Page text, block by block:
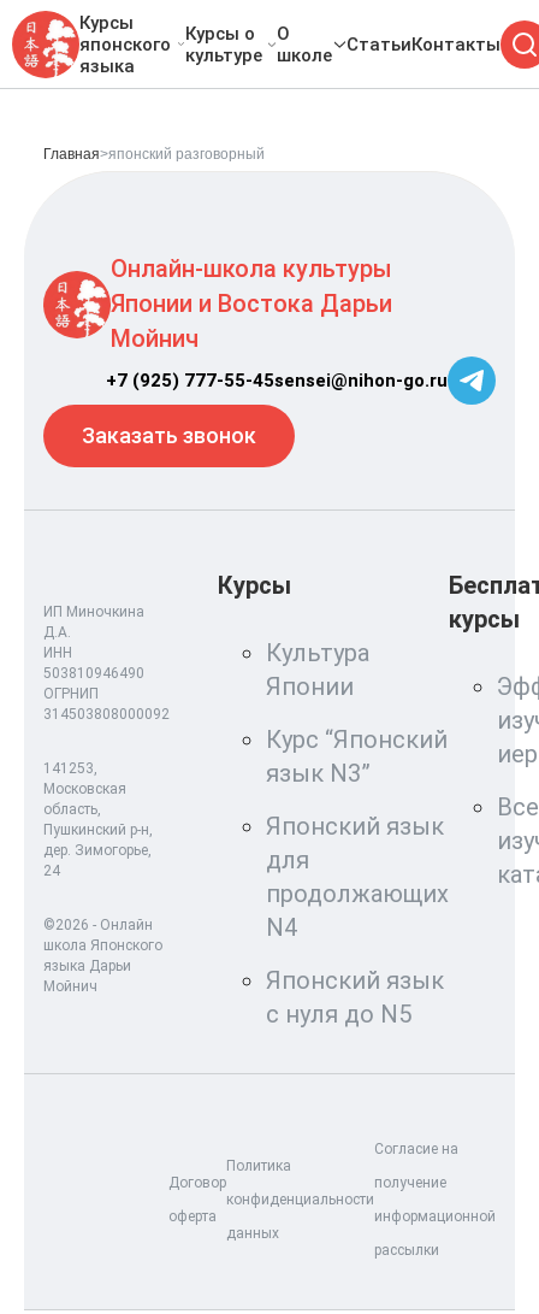
Курсы
японского
языка
Курсы о
культуре
О
школе
СтатьиКонтакты
Главная>японский разговорный
Онлайн-школа культуры
Японии и Востока Дарьи
Мойнич
+7 (925) 777-55-45sensei@nihon-go.ru
Заказать звонок
ИП Миночкина
Д.А.
ИНН
503810946490
ОГРНИП
314503808000092
141253,
Московская
область,
Пушкинский р-н,
дер. Зимогорье,
24
©2026 - Онлайн
школа Японского
языка Дарьи
Мойнич
Курсы
Культура
Японии
Курс “Японский
язык N3”
Японский язык
для
продолжающих
N4
Японский язык
с нуля до N5
курсы
Договор
оферта
Политика
конфиденциальности
данных
Согласие на
получение
информационной
рассылки